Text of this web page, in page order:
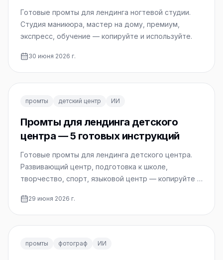
Готовые промты для лендинга ногтевой студии.
Студия маникюра, мастер на дому, премиум,
экспресс, обучение — копируйте и используйте.
30 июня 2026 г.
промты детский центр ИИ
Промты для лендинга детского
центра — 5 готовых инструкций
Готовые промты для лендинга детского центра.
Развивающий центр, подготовка к школе,
творчество, спорт, языковой центр — копируйте и
29 июня 2026 г.
промты фотограф ИИ